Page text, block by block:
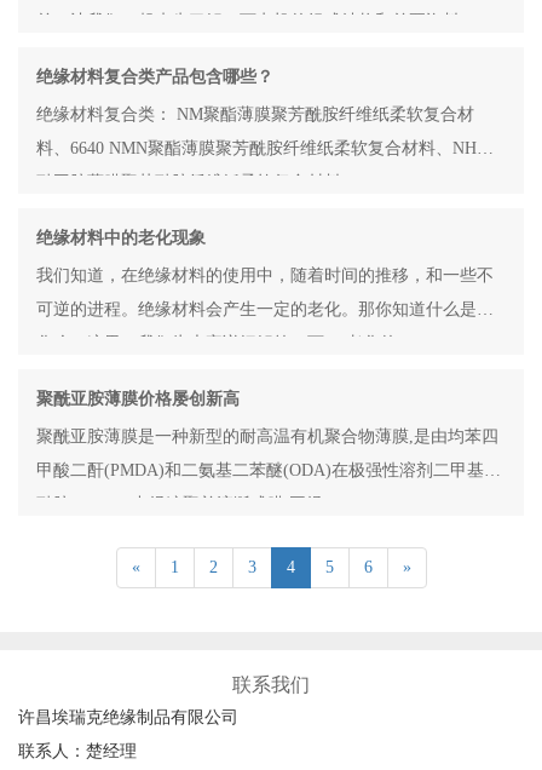
前，让我们一起来先了解一下电机的组成结构和首要资料。
绝缘材料复合类产品包含哪些？
绝缘材料复合类： NM聚酯薄膜聚芳酰胺纤维纸柔软复合材
料、6640 NMN聚酯薄膜聚芳酰胺纤维纸柔软复合材料、NH聚
酰亚胺薄膜聚芳酰胺纤维纸柔软复合材料、665
绝缘材料中的老化现象
我们知道，在绝缘材料的使用中，随着时间的推移，和一些不
可逆的进程。绝缘材料会产生一定的老化。那你知道什么是老
化么。这里，我们为大家详细解答一下。 老化的
聚酰亚胺薄膜价格屡创新高
聚酰亚胺薄膜是一种新型的耐高温有机聚合物薄膜,是由均苯四
甲酸二酐(PMDA)和二氨基二苯醚(ODA)在极强性溶剂二甲基乙
酰胺(DMAC)中经缩聚并流涎成膜,再经
« 1 2 3 4 5 6 »
联系我们
许昌埃瑞克绝缘制品有限公司
联系人：楚经理